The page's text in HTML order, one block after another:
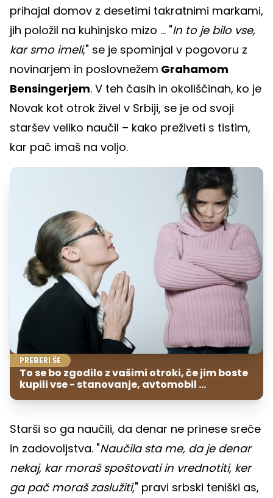
prihajal domov z desetimi takratnimi markami,
jih položil na kuhinjsko mizo ... "In to je bilo vse,
kar smo imeli," se je spominjal v pogovoru z
novinarjem in poslovnežem Grahamom
Bensingerjem. V teh časih in okoliščinah, ko je
Novak kot otrok živel v Srbiji, se je od svoji
staršev veliko naučil – kako preživeti s tistim,
kar pač imaš na voljo.
PREBERI ŠE
To se bo zgodilo z vašimi otroki, če jim boste
kupili vse - stanovanje, avtomobil ...
Starši so ga naučili, da denar ne prinese sreče
in zadovoljstva. "Naučila sta me, da je denar
nekaj, kar moraš spoštovati in vrednotiti, ker
ga pač moraš zaslužiti," pravi srbski teniški as,